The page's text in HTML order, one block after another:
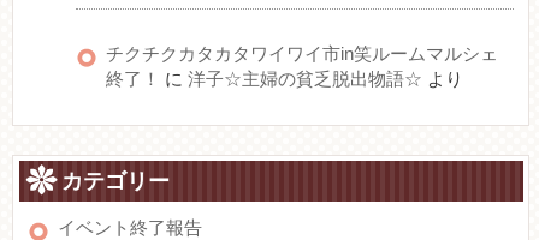
チクチクカタカタワイワイ市in笑ルームマルシェ
終了！
に 洋子☆主婦の貧乏脱出物語☆ より
カテゴリー
イベント終了報告